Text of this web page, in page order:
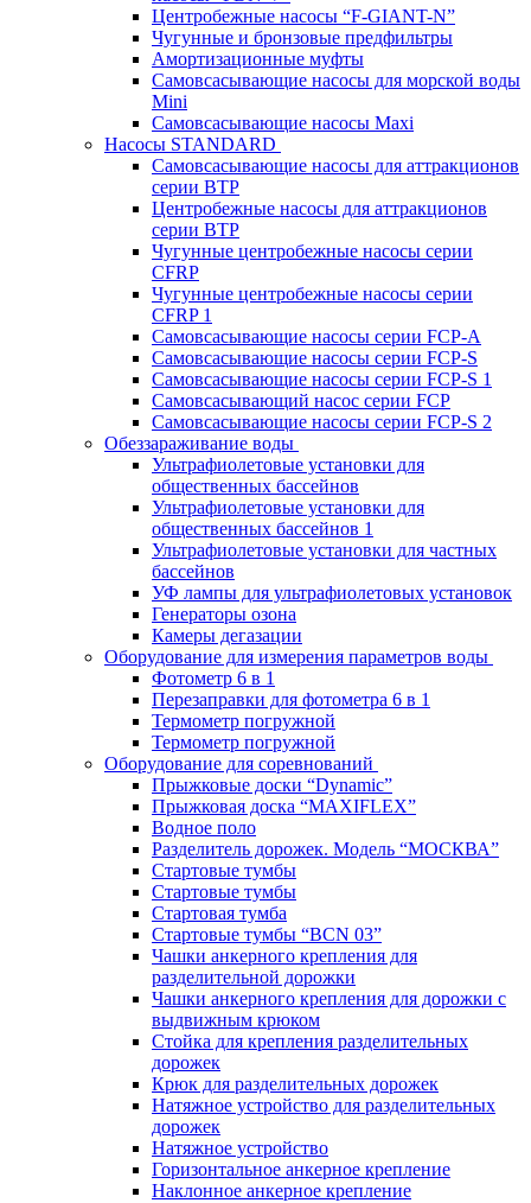
Центробежные насосы “F-GIANT-N”
Чугунные и бронзовые предфильтры
Амортизационные муфты
Самовсасывающие насосы для морской воды
Mini
Самовсасывающие насосы Maxi
Насосы STANDARD
Самовсасывающие насосы для аттракционов
серии BTP
Центробежные насосы для аттракционов
серии BTP
Чугунные центробежные насосы серии
CFRP
Чугунные центробежные насосы серии
CFRP 1
Самовсасывающие насосы серии FCP-A
Самовсасывающие насосы серии FCP-S
Самовсасывающие насосы серии FCP-S 1
Самовсасывающий насос серии FCP
Самовсасывающие насосы серии FCP-S 2
Обеззараживание воды
Ультрафиолетовые установки для
общественных бассейнов
Ультрафиолетовые установки для
общественных бассейнов 1
Ультрафиолетовые установки для частных
бассейнов
УФ лампы для ультрафиолетовых установок
Генераторы озона
Камеры дегазации
Оборудование для измерения параметров воды
Фотометр 6 в 1
Перезаправки для фотометра 6 в 1
Термометр погружной
Термометр погружной
Оборудование для соревнований
Прыжковые доски “Dynamic”
Прыжковая доска “MAXIFLEX”
Водное поло
Разделитель дорожек. Модель “МОСКВА”
Стартовые тумбы
Стартовые тумбы
Стартовая тумба
Стартовые тумбы “BCN 03”
Чашки анкерного крепления для
разделительной дорожки
Чашки анкерного крепления для дорожки с
выдвижным крюком
Стойка для крепления разделительных
дорожек
Крюк для разделительных дорожек
Натяжное устройство для разделительных
дорожек
Натяжное устройство
Горизонтальное анкерное крепление
Наклонное анкерное крепление